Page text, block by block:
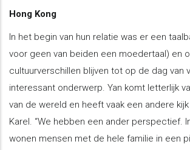
Hong Kong
In het begin van hun relatie was er een
voor geen van beiden een moedertaal) en
cultuurverschillen blijven tot op de dag van
interessant onderwerp. Yan komt letterlijk
van de wereld en heeft vaak een andere
Karel. “We hebben een ander perspectief.
wonen mensen met de hele familie in een